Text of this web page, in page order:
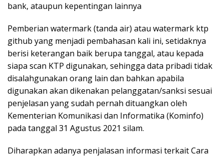
bank, ataupun kepentingan lainnya
Pemberian watermark (tanda air) atau watermark ktp
github yang menjadi pembahasan kali ini, setidaknya
berisi keterangan baik berupa tanggal, atau kepada
siapa scan KTP digunakan, sehingga data pribadi tidak
disalahgunakan orang lain dan bahkan apabila
digunakan akan dikenakan pelanggatan/sanksi sesuai
penjelasan yang sudah pernah dituangkan oleh
Kementerian Komunikasi dan Informatika (Kominfo)
pada tanggal 31 Agustus 2021 silam.
Diharapkan adanya penjalasan informasi terkait Cara